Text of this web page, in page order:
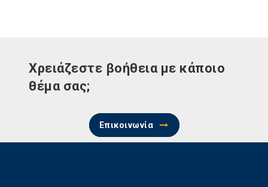
Χρειάζεστε βοήθεια με κάποιο
θέμα σας;
Επικοινωνία